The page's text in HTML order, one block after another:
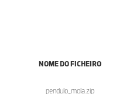
NOME DO FICHEIRO
pendulo_mola.zip